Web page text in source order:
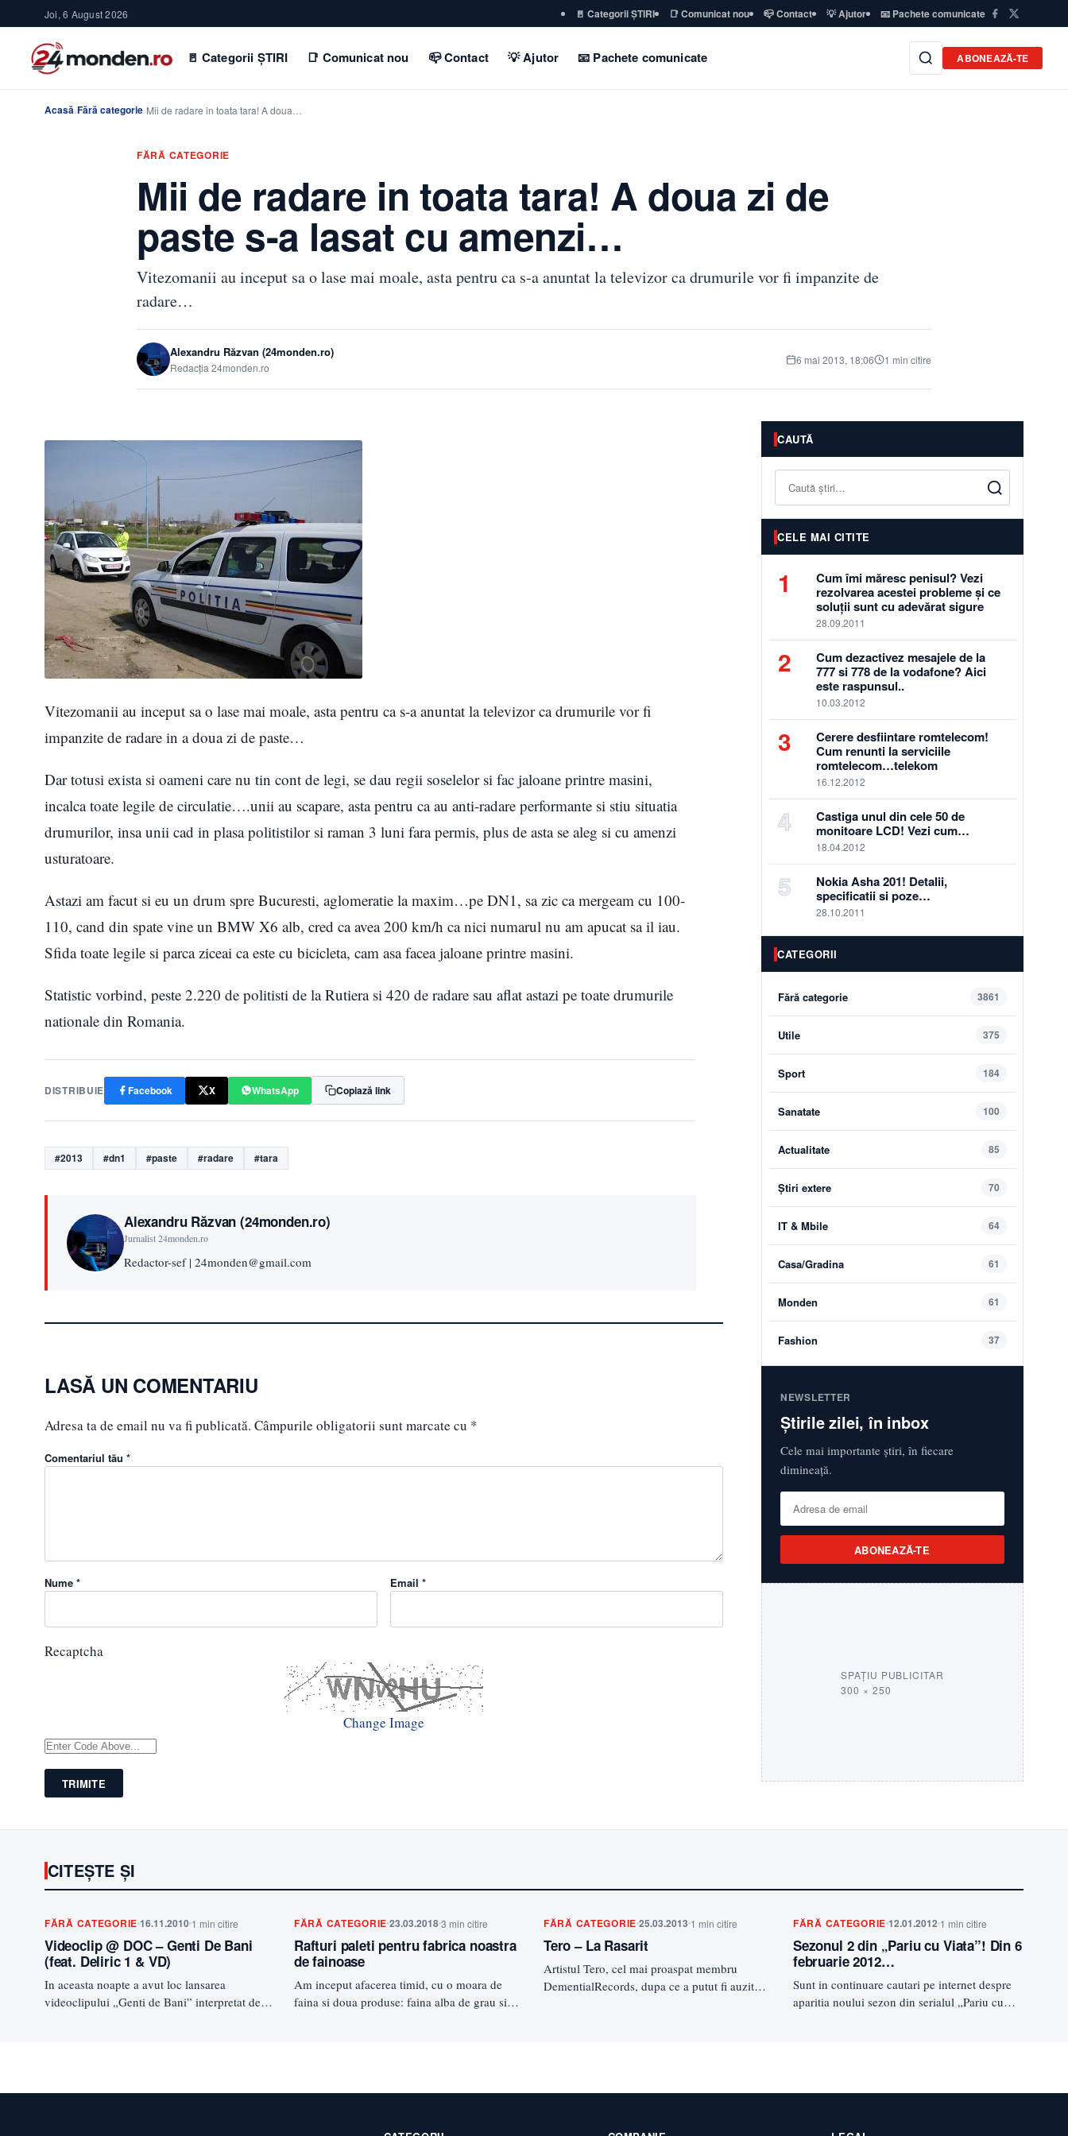
Joi, 6 August 2026 🚪 Categorii ȘTIRI 📑 Comunicat nou 📪 Contact 💡 Ajutor 📧 Pachete comunicate
🚪 Categorii ȘTIRI 📑 Comunicat nou 📪 Contact 💡 Ajutor 📧 Pachete comunicate ABONEAZĂ-TE
Acasă›Fără categorie›Mii de radare in toata tara! A doua…
FĂRĂ CATEGORIE
Mii de radare in toata tara! A doua zi de
paste s-a lasat cu amenzi…
Vitezomanii au inceput sa o lase mai moale, asta pentru ca s-a anuntat la televizor ca drumurile vor fi impanzite de
radare…
Alexandru Răzvan (24monden.ro)
Redacția 24monden.ro
6 mai 2013, 18:06 1 min citire
Vitezomanii au inceput sa o lase mai moale, asta pentru ca s-a anuntat la televizor ca drumurile vor fi
impanzite de radare in a doua zi de paste…
Dar totusi exista si oameni care nu tin cont de legi, se dau regii soselelor si fac jaloane printre masini,
incalca toate legile de circulatie….unii au scapare, asta pentru ca au anti-radare performante si stiu situatia
drumurilor, insa unii cad in plasa politistilor si raman 3 luni fara permis, plus de asta se aleg si cu amenzi
usturatoare.
Astazi am facut si eu un drum spre Bucuresti, aglomeratie la maxim…pe DN1, sa zic ca mergeam cu 100-
110, cand din spate vine un BMW X6 alb, cred ca avea 200 km/h ca nici numarul nu am apucat sa il iau.
Sfida toate legile si parca ziceai ca este cu bicicleta, cam asa facea jaloane printre masini.
Statistic vorbind, peste 2.220 de politisti de la Rutiera si 420 de radare sau aflat astazi pe toate drumurile
nationale din Romania.
DISTRIBUIE Facebook X WhatsApp Copiază link
#2013 #dn1 #paste #radare #tara
Alexandru Răzvan (24monden.ro)
Jurnalist 24monden.ro
Redactor-sef | 24monden@gmail.com
LASĂ UN COMENTARIU
Adresa ta de email nu va fi publicată. Câmpurile obligatorii sunt marcate cu *
Comentariul tău *
Nume * Email *
Recaptcha
Change Image
TRIMITE
CAUTĂ
Caută
CELE MAI CITITE
1
Cum îmi măresc penisul? Vezi
rezolvarea acestei probleme și ce
soluții sunt cu adevărat sigure
28.09.2011
2
Cum dezactivez mesajele de la
777 si 778 de la vodafone? Aici
este raspunsul..
10.03.2012
3
Cerere desfiintare romtelecom!
Cum renunti la serviciile
romtelecom…telekom
16.12.2012
4
Castiga unul din cele 50 de
monitoare LCD! Vezi cum…
18.04.2012
5
Nokia Asha 201! Detalii,
specificatii si poze…
28.10.2011
CATEGORII
Fără categorie 3861
Utile 375
Sport 184
Sanatate 100
Actualitate 85
Știri extere 70
IT & Mbile 64
Casa/Gradina 61
Monden 61
Fashion 37
NEWSLETTER
Știrile zilei, în inbox
Cele mai importante știri, în fiecare
dimineață.
ABONEAZĂ-TE
SPAȚIU PUBLICITAR
300 × 250
CITEȘTE ȘI
FĂRĂ CATEGORIE16.11.2010 1 min citire
Videoclip @ DOC – Genti De Bani
(feat. Deliric 1 & VD)
In aceasta noapte a avut loc lansarea
videoclipului „Genti de Bani” interpretat de
FĂRĂ CATEGORIE23.03.20183 min citire
Rafturi paleti pentru fabrica noastra
de fainoase
Am inceput afacerea timid, cu o moara de
faina si doua produse: faina alba de grau si
FĂRĂ CATEGORIE25.03.2013 1 min citire
Tero – La Rasarit
Artistul Tero, cel mai proaspat membru
DementialRecords, dupa ce a putut fi auzit
FĂRĂ CATEGORIE12.01.2012 1 min citire
Sezonul 2 din „Pariu cu Viata”! Din 6
februarie 2012…
Sunt in continuare cautari pe internet despre
aparitia noului sezon din serialul „Pariu cu